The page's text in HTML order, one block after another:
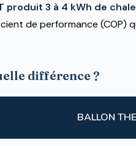
produit 3 à 4 kWh de
de performance (COP)
différence ?
BALLON